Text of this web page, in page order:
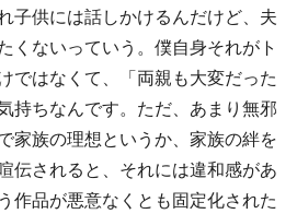
子供には話しかけるんだけど、夫
くないっていう。僕自身それがト
ではなくて、「両親も大変だった
持ちなんです。ただ、あまり無邪
家族の理想というか、家族の絆を
伝されると、それには違和感があ
作品が悪意なくとも固定化された